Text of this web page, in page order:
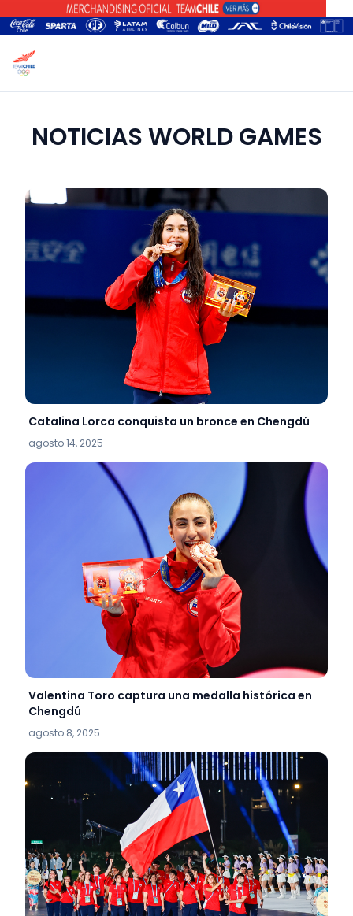
NOTICIAS WORLD GAMES
Catalina Lorca conquista un bronce en Chengdú
agosto 14, 2025
Valentina Toro captura una medalla histórica en
Chengdú
agosto 8, 2025